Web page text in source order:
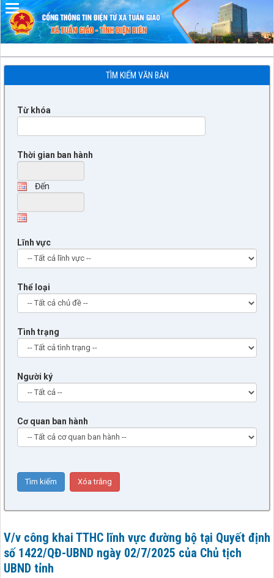
TÌM KIẾM VĂN BẢN
Từ khóa
Thời gian ban hành
Đến
Lĩnh vực
Thể loại
Tình trạng
Người ký
Cơ quan ban hành
V/v công khai TTHC lĩnh vực đường bộ tại Quyết định
số 1422/QĐ-UBND ngày 02/7/2025 của Chủ tịch
UBND tỉnh
Đã kết nối EMC